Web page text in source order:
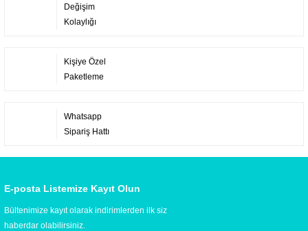
Değişim
Kolaylığı
Kişiye Özel
Paketleme
Whatsapp
Sipariş Hattı
E-posta Listemize Kayıt Olun
Bültenimize kayıt olarak indirimlerden ilk siz
haberdar olabilirsiniz.